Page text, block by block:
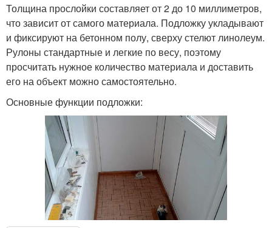
Толщина прослойки составляет от 2 до 10 миллиметров,
что зависит от самого материала. Подложку укладывают
и фиксируют на бетонном полу, сверху стелют линолеум.
Рулоны стандартные и легкие по весу, поэтому
просчитать нужное количество материала и доставить
его на объект можно самостоятельно.
Основные функции подложки: